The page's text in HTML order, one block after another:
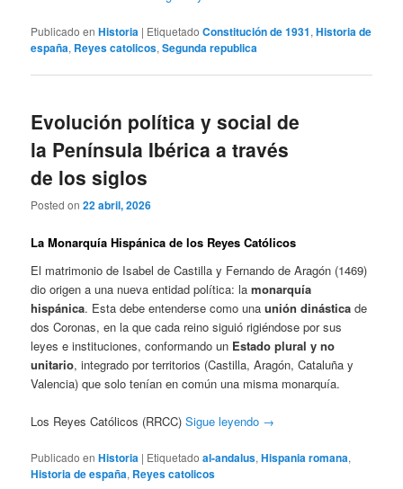
Publicado en Historia | Etiquetado Constitución de 1931,Historia de
españa, Reyes catolicos,Segunda republica
Evolución política y social de
la Península Ibérica a través
de los siglos
Posted on22 abril, 2026
La Monarquía Hispánica de los Reyes Católicos
El matrimonio de Isabel de Castilla y Fernando de Aragón (1469)
dio origen a una nueva entidad política: lamonarquía
hispánica. Esta debe entenderse como unaunión dinástica de
dos Coronas, en la que cada reino siguió rigiéndose por sus
leyes e instituciones, conformando un Estado plural y no
unitario, integrado por territorios (Castilla, Aragón, Cataluña y
Valencia) que solo tenían en común una misma monarquía.
Los Reyes Católicos (RRCC)Sigue leyendo →
Publicado en Historia | Etiquetado al-andalus,Hispania romana,
Historia de españa, Reyes catolicos